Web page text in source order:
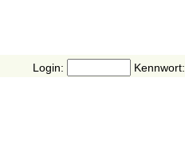
Login: Kennwort: